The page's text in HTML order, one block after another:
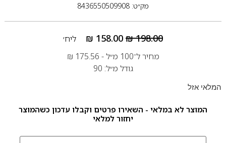
מק״ט: 8436550509908
₪198.00
₪ 158.00
ליח׳
מחיר ל־100 מ״ל -
₪ 175.56
גודל מ״ל: 90
המלאי אזל
המוצר לא במלאי - השאירו פרטים וקבלו עדכון כשהמוצר
יחזור למלאי